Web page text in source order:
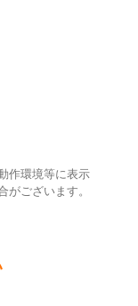
作環境等に表示
がございます。